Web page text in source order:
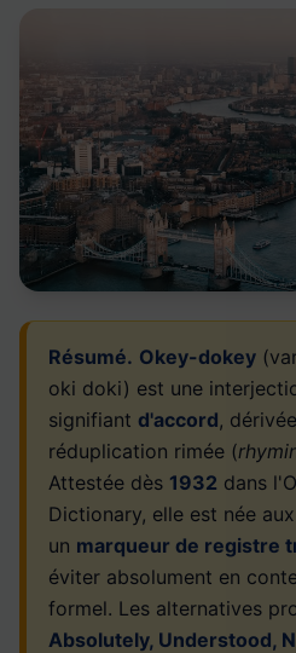
Résumé. Okey-dokey
oki doki) est une
signifiant d'accord,
réduplication rimée (
Attestée dès 1932 dans
Dictionary, elle est née
un marqueur de registre
éviter absolument en
formel. Les alternatives
Absolutely, Understood,